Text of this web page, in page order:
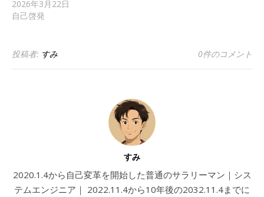
2026年3月22日
自己啓発
投稿者: すみ 0件のコメント
すみ
2020.1.4から自己変革を開始した普通のサラリーマン｜シス
テムエンジニア｜ 2022.11.4から10年後の2032.11.4までに